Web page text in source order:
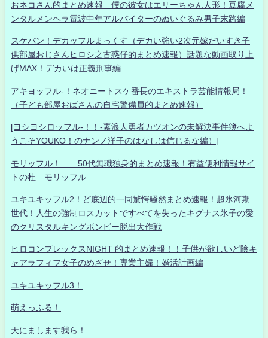
おネコさん的まとめ速報 僕の彼女はエリーちゃん人形！豆腐メ
ンタルメンヘラ電波中年アルバイターのぬいぐるみ男子末路編
スケバン！デカッフルまっくす（デカい強い2次元嫁だいすき子
供部屋おじさんヒロシ之古惑仔的まとめ速報）話題な動画取り上
げMAX！デカいは正義刑事編
アキヨッフル-！ネオニートスケ番長のエキストラ芸能情報局！
（子ども部屋おばさんの自宅警備員的まとめ速報）
[ヨシヨシロッフル-！！-素浪人勇者カツオンの未解決事件簿へよ
うこそYOUKO！のナンノ洋子のはなしは信じるな編）]
モリッフル！ 50代無職独身的まとめ速報！有益便利情報サイ
トの杜 モリッフル
ユキユキッフル2！ど底辺的一同驚愕騒然まとめ速報！超氷河期
世代！人生の強制ロスカットですべてを失ったキグナス氷子の愛
のクリスタルキングボンビー脱出大作戦
ヒロコンプレックスNIGHT 的まとめ速報！！子供が欲しいど陰キ
ャアラフィフ女子のめざせ！専業主婦！婚活計画編
ユキユキッフル3！
萌えっふる！
天にまします我ら！